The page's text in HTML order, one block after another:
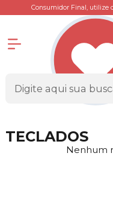
Consumidor Final, utilize
TECLADOS
Nenhum